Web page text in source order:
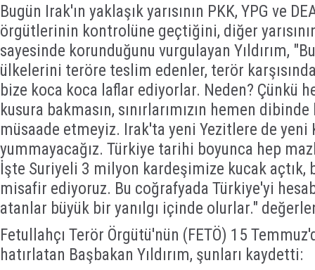
Bugün Irak'ın yaklaşık yarısının PKK, YPG ve
örgütlerinin kontrolüne geçtiğini, diğer
sayesinde korunduğunu vurgulayan Yıldırım,
ülkelerini teröre teslim edenler, terör
bize koca koca laflar ediyorlar. Neden? Çünkü
kusura bakmasın, sınırlarımızın hemen
müsaade etmeyiz. Irak'ta yeni Yezitlere de yeni
yummayacağız. Türkiye tarihi boyunca hep
İşte Suriyeli 3 milyon kardeşimize kucak açtık,
misafir ediyoruz. Bu coğrafyada Türkiye'yi
atanlar büyük bir yanılgı içinde olurlar."
Fetullahçı Terör Örgütü'nün (FETÖ) 15
hatırlatan Başbakan Yıldırım, şunları kaydetti: